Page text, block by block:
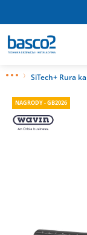
SiTech+ Rura
NAGRODY - GB2026